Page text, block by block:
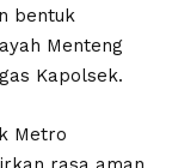
bentuk
Menteng
Kapolsek.
Metro